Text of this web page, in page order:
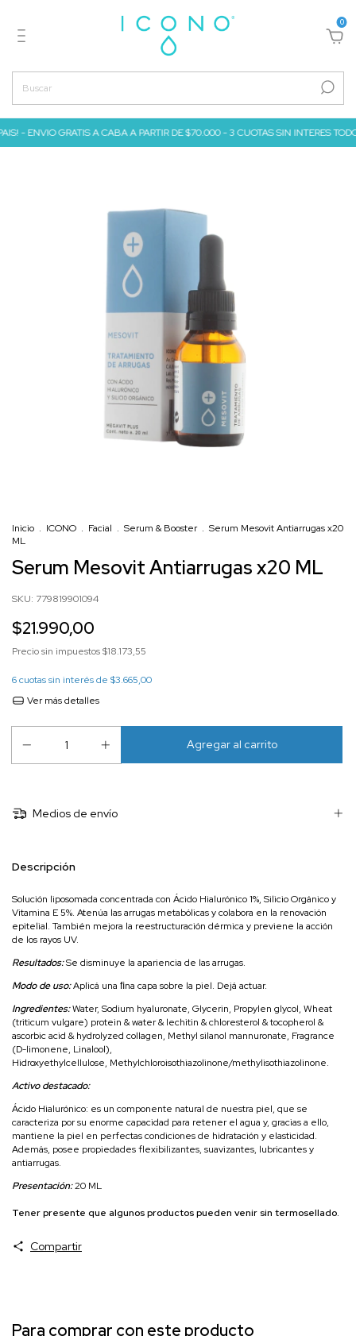
0
ENVIO GRATIS A CABA A PARTIR DE $70.000 - 3 CUOTAS SIN INTERES TODO
Inicio . ICONO . Facial . Serum & Booster . Serum Mesovit Antiarrugas x20
ML
Serum Mesovit Antiarrugas x20 ML
SKU: 779819901094
$21.990,00
Precio sin impuestos$18.173,55
6cuotas sin interés de $3.665,00
Ver más detalles
Medios de envío
Descripción
Solución liposomada concentrada con Ácido Hialurónico 1%, Silicio Orgánico y
Vitamina E 5%. Atenúa las arrugas metabólicas y colabora en la renovación
epitelial. También mejora la reestructuración dérmica y previene la acción
de los rayos UV.
Resultados:Se disminuye la apariencia de las arrugas.
Modo de uso:Aplicá una ﬁna capa sobre la piel. Dejá actuar.
Ingredientes:Water, Sodium hyaluronate, Glycerin, Propylen glycol, Wheat
(triticum vulgare) protein & water & lechitin & chloresterol & tocopherol &
ascorbic acid & hydrolyzed collagen, Methyl silanol mannuronate, Fragrance
(D-limonene, Linalool),
Hidroxyethylcellulose, Methylchloroisothiazolinone/methylisothiazolinone.
Activo destacado:
Ácido Hialurónico: es un componente natural de nuestra piel, que se
caracteriza por su enorme capacidad para retener el agua y, gracias a ello,
mantiene la piel en perfectas condiciones de hidratación y elasticidad.
Además, posee propiedades flexibilizantes, suavizantes, lubricantes y
antiarrugas.
Presentación:20 ML
Tener presente que algunos productos pueden venir sin termosellado.
Compartir
Para comprar con este producto